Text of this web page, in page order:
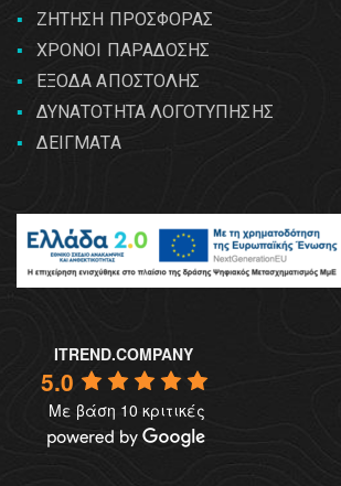
ΖΗΤΗΣΗ ΠΡΟΣΦΟΡΑΣ
ΧΡΟΝΟΙ ΠΑΡΑΔΟΣΗΣ
ΕΞΟΔΑ ΑΠΟΣΤΟΛΗΣ
ΔΥΝΑΤΟΤΗΤΑ ΛΟΓΟΤΥΠΗΣΗΣ
ΔΕΙΓΜΑΤΑ
ITREND.COMPANY
5.0
Με βάση 10 κριτικές